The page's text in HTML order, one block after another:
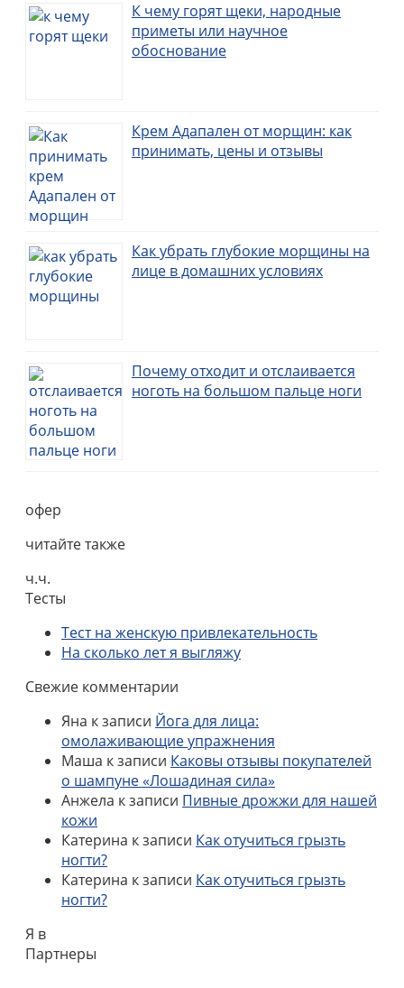
К чему горят щеки, народные
приметы или научное
обоснование
Крем Адапален от морщин: как
принимать, цены и отзывы
Как убрать глубокие морщины на
лице в домашних условиях
Почему отходит и отслаивается
ноготь на большом пальце ноги
офер
читайте также
ч.ч.
Тесты
Тест на женскую привлекательность
На сколько лет я выгляжу
Свежие комментарии
Яна к записи Йога для лица:
омолаживающие упражнения
Маша к записи Каковы отзывы покупателей
о шампуне «Лошадиная сила»
Анжела к записи Пивные дрожжи для нашей
кожи
Катерина к записи Как отучиться грызть
ногти?
Катерина к записи Как отучиться грызть
ногти?
Я в
Партнеры